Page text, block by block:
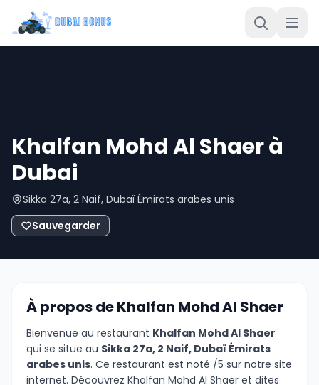
Khalfan Mohd Al Shaer à
Dubai
Sikka 27a, 2 Naif, Dubaï Émirats arabes unis
Sauvegarder
À propos de Khalfan Mohd Al Shaer
Bienvenue au restaurant Khalfan Mohd Al Shaer
qui se situe au Sikka 27a, 2 Naif, Dubaï Émirats
arabes unis. Ce restaurant est noté /5 sur notre site
internet. Découvrez Khalfan Mohd Al Shaer et dites